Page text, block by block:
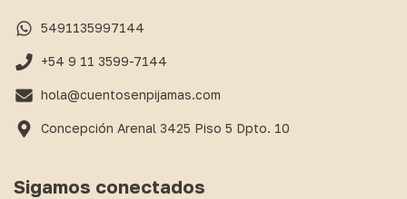
5491135997144
+54 9 11 3599-7144
hola@cuentosenpijamas.com
Concepción Arenal 3425 Piso 5 Dpto. 10
Sigamos conectados